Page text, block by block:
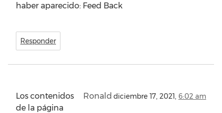
haber aparecido: Feed Back
Responder
Ronald diciembre 17, 2021, 6:02 am
Los contenidos
de la página